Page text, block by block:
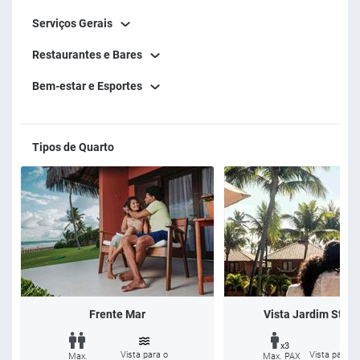
Serviços Gerais
Restaurantes e Bares
Bem-estar e Esportes
Tipos de Quarto
Frente Mar
Max.
Vista para o
Vista Jardim
x3
Max. PAX
Vista para o